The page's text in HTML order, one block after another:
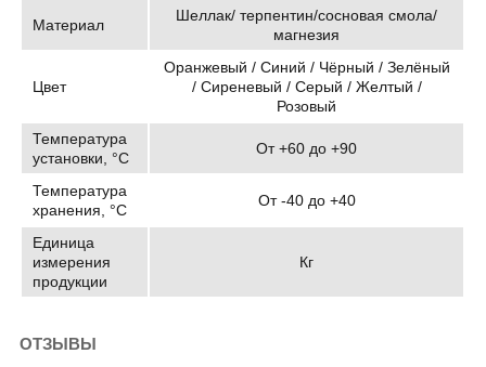
Материал
Шеллак/ терпентин/сосновая смола/
магнезия
Цвет
Оранжевый / Синий / Чёрный / Зелёный
/ Сиреневый / Серый / Желтый /
Розовый
Температура
установки, °C
От +60 до +90
Температура
хранения, °C
От -40 до +40
Единица
измерения
продукции
Кг
ОТЗЫВЫ